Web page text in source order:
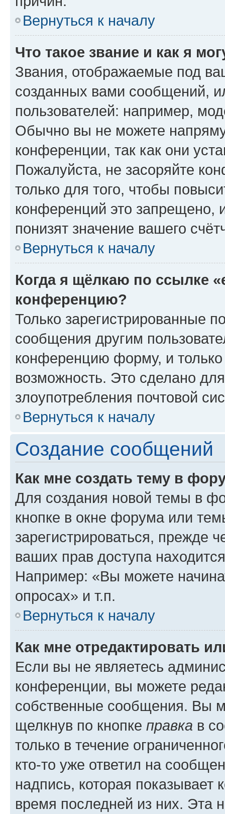
Вернуться к началу
Что такое звание и как я
Звания, отображаемые под
созданных вами сообщений,
пользователей: например,
Обычно вы не можете
конференции, так как они
Пожалуйста, не засоряйте
только для того, чтобы
конференций это запрещено,
понизят значение вашего
Вернуться к началу
Когда я щёлкаю по ссылке
конференцию?
Только зарегистрированные
сообщения другим
конференцию форму, и
возможность. Это сделано
злоупотребления почтовой
Вернуться к началу
Создание сообщений
Как мне создать тему в
Для создания новой темы в
кнопке в окне форума или
зарегистрироваться, прежде
ваших прав доступа
Например: «Вы можете
опросах» и т.п.
Вернуться к началу
Как мне отредактировать
Если вы не являетесь
конференции, вы можете
собственные сообщения. Вы
щелкнув по кнопке правка в
только в течение
кто-то уже ответил на
надпись, которая показывает
время последней из них. Эта